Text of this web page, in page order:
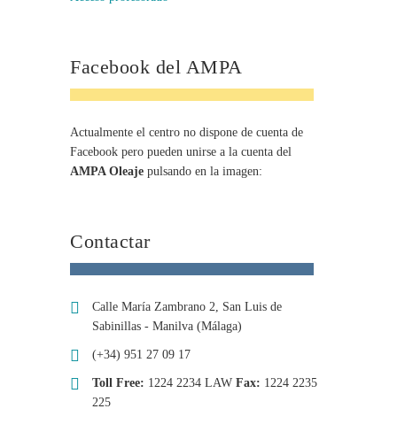
Facebook del AMPA
Actualmente el centro no dispone de cuenta de
Facebook pero pueden unirse a la cuenta del
AMPA Oleaje pulsando en la imagen:
Contactar
Calle María Zambrano 2, San Luis de
Sabinillas - Manilva (Málaga)
(+34) 951 27 09 17
Toll Free: 1224 2234 LAW Fax: 1224 2235
225